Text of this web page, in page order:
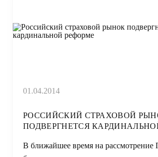
01.04.2014
РОССИЙСКИЙ СТРАХОВОЙ
ПОДВЕРГНЕТСЯ
В ближайшее время на рассмотрение